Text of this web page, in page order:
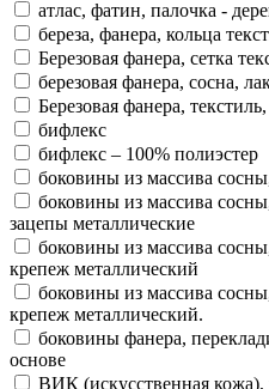
атлас, фатин, палочка -
береза, фанера, кольца
Березовая фанера, сетка
березовая фанера, сосна,
Березовая фанера,
бифлекс
бифлекс – 100% полиэстер
боковины из массива
боковины из массива
зацепы металлические
боковины из массива
крепеж металлический
боковины из массива
крепеж металлический.
боковины фанера,
основе
ВИК (искусственная